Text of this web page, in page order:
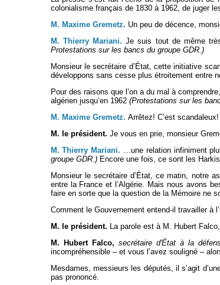
colonialisme français de 1830 à 1962, de juger
M. Maxime Gremetz. Un peu de décence,
M. Thierry Mariani.Je suis tout de même
Protestations sur les bancs du groupe GDR.)
Monsieur le secrétaire d’État, cette initiative
développons sans cesse plus étroitement entre
Pour des raisons que l’on a du mal à
algérien jusqu’en 1962 (Protestations sur les
M. Maxime Gremetz. Arrêtez! C’est scandaleux!
M. le président. Je vous en prie, monsieur
M. Thierry Mariani. …une relation infiniment
groupe GDR.) Encore une fois, ce sont les
Monsieur le secrétaire d’État, ce matin, notre
entre la France et l’Algérie. Mais nous avons
faire en sorte que la question de la Mémoire ne
Comment le Gouvernement entend-il travailler à
M. le président. La parole est à M. Hubert
M. Hubert Falco, secrétaire d'État à la
incompréhensible – et vous l’avez souligné –
Mesdames, messieurs les députés, il s’agit
pas prononcé.